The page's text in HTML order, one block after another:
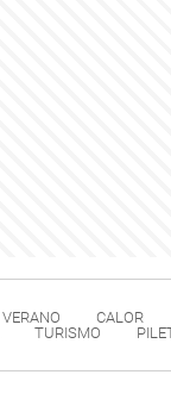
VERANO CALOR
TURISMO